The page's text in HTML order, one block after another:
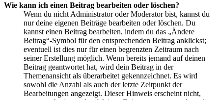
Wie kann ich einen Beitrag bearbeiten oder löschen?
Wenn du nicht Administrator oder Moderator bist, kannst du
nur deine eigenen Beiträge bearbeiten oder löschen. Du
kannst einen Beitrag bearbeiten, indem du das „Ändere
Beitrag“-Symbol für den entsprechenden Beitrag anklickst;
eventuell ist dies nur für einen begrenzten Zeitraum nach
seiner Erstellung möglich. Wenn bereits jemand auf deinen
Beitrag geantwortet hat, wird dein Beitrag in der
Themenansicht als überarbeitet gekennzeichnet. Es wird
sowohl die Anzahl als auch der letzte Zeitpunkt der
Bearbeitungen angezeigt. Dieser Hinweis erscheint nicht,